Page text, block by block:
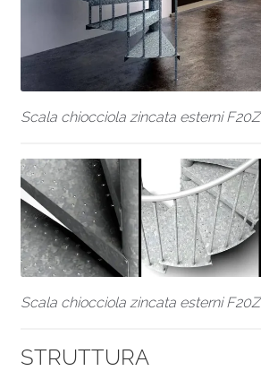
Scala chiocciola zincata esterni F20Z
Scala chiocciola zincata esterni F20Z
STRUTTURA